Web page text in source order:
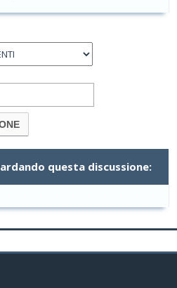
questa discussione: